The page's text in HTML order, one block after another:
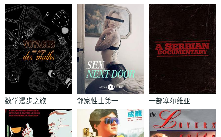
数学漫步之旅
邻家性士第一
一部塞尔维亚
纪录片